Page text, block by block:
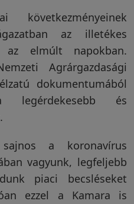
az illetékes
elmúlt napokban.
Agrárgazdasági
dokumentumából
és
a koronavírus
vagyunk, legfeljebb
piaci becsléseket
ezzel a Kamara is